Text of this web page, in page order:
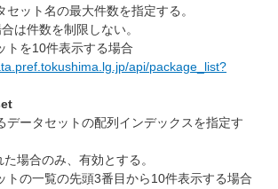
セット名の最大件数を指定する。
は件数を制限しない。
トを10件表示する場合
api/package_list?
データセットの配列インデックスを指定す
場合のみ、有効とする。
トの一覧の先頭3番目から10件表示する場合